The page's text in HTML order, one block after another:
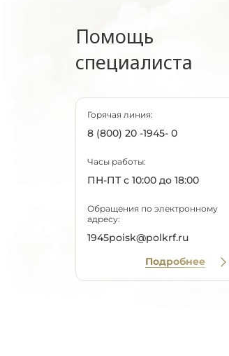
Помощь
специалиста
Горячая линия:
8 (800) 20 -1945- 0
Часы работы:
ПН-ПТ с 10:00 до 18:00
Обращения по электронному
адресу:
1945poisk@polkrf.ru
Подробнее